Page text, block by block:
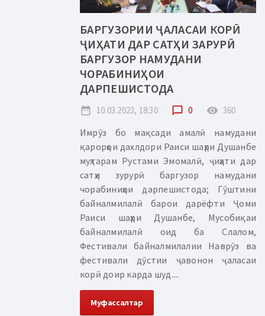
БАРГУЗОРИИ ҶАЛАСАИ КОРӢ
ҶИҲАТИ ДАР САТҲИ ЗАРУРӢ
БАРГУЗОР НАМУДАНИ
ЧОРАБИНИҲОИ
ДАРПЕШИСТОДА
date_range 10.03.2023, 18:30 chat_bubble_outline 0 remove_red_eye 360
Имрӯз бо мақсади амалӣ намудани
қарорҳои дахлдори Раиси шаҳри Душанбе
муҳтарам Рустами Эмомалӣ, ҷиҳати дар
сатҳи зурурӣ баргузор намудани
чорабиниҳои дарпешистода; Гӯштини
байналмилалӣ барои дарёфти Ҷоми
Раиси шаҳри Душанбе, Мусобиқаи
байналмилалӣ оид ба Слалом,
Фестивали байналмилалии Наврӯз ва
фестивали дӯстии ҷавонон ҷаласаи
корӣ доир карда шуд....
Муфассалтар